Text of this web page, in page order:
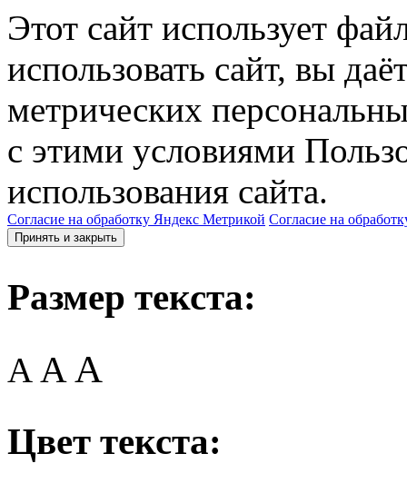
Этот сайт использует
использовать сайт, вы
метрических
с этими условиями
использования сайта.
Согласие на обработку Яндекс Метрикой Согласие на
Принять и закрыть
Размер текста:
A AA
Цвет текста: